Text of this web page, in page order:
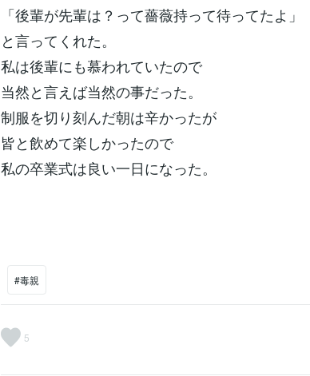
「後輩が先輩は？って薔薇持って待ってたよ」
と言ってくれた。
私は後輩にも慕われていたので
当然と言えば当然の事だった。
制服を切り刻んだ朝は辛かったが
皆と飲めて楽しかったので
私の卒業式は良い一日になった。
#毒親
5